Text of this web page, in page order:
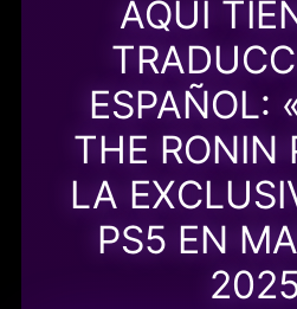
AQUÍ
ESPAÑOL:
THE RONIN
LA
PS5 EN